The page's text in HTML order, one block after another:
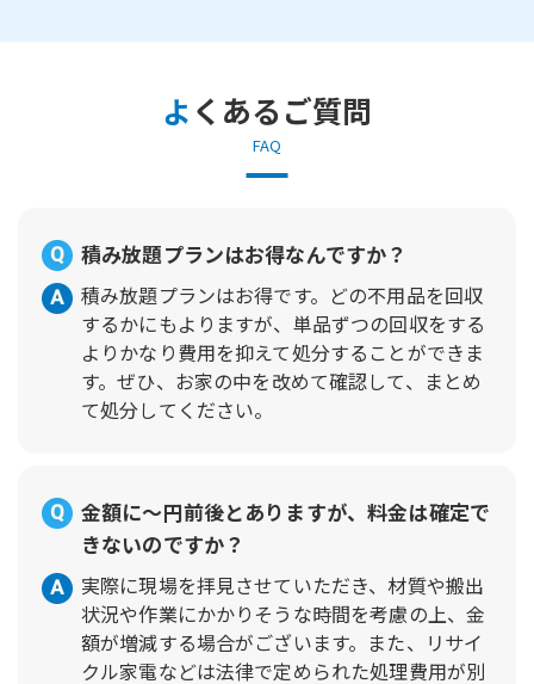
よくあるご質問
FAQ
積み放題プランはお得なんですか？
積み放題プランはお得です。どの不用品を回収
するかにもよりますが、単品ずつの回収をする
よりかなり費用を抑えて処分することができま
す。ぜひ、お家の中を改めて確認して、まとめ
て処分してください。
金額に～円前後とありますが、料金は確定で
きないのですか？
実際に現場を拝見させていただき、材質や搬出
状況や作業にかかりそうな時間を考慮の上、金
額が増減する場合がございます。また、リサイ
クル家電などは法律で定められた処理費用が別